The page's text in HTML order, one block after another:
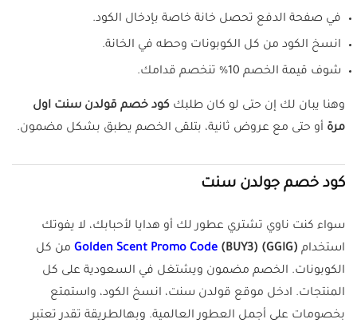
في صفحة الدفع تحصل خانة خاصة بإدخال الكود.
انسخ الكود من كل الكوبونات وحطه في الخانة.
شوف قيمة الخصم 10% تنخصم قدامك.
وهنا يبان لك إن حتى لو كان طلبك كود خصم قولدن سنت اول
مرة أو حتى مع عروض ثانية، بتلقى الخصم يطبق بشكل مضمون.
كود خصم جولدن سنت
سواء كنت ناوي تشتري عطور لك أو هدايا لأحبابك، لا يفوتك
استخدام
Golden Scent Promo Code (BUY3) (GGIG)
من كل
الكوبونات. الخصم مضمون ويشتغل في السعودية على كل
المنتجات. ادخل موقع قولدن سنت، انسخ الكود، واستمتع
بخصومات على أجمل العطور العالمية. وبهالطريقة تقدر تعتبر